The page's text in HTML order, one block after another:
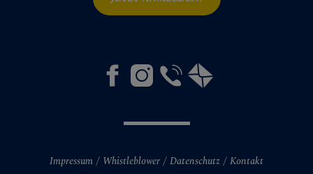
Leseplatz
Spiegel
Zelt
Mauer
Impressum Whistleblower Datenschutz Kontakt